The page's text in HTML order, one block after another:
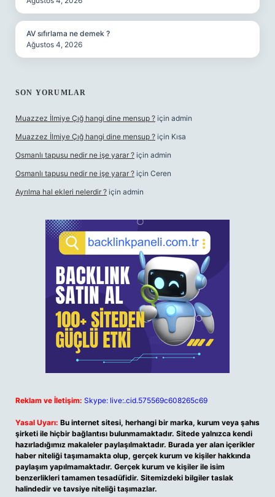
AV sıfırlama ne demek ?
Ağustos 4, 2026
SON YORUMLAR
Muazzez İlmiye Çığ hangi dine mensup ? için admin
Muazzez İlmiye Çığ hangi dine mensup ? için Kısa
Osmanlı tapusu nedir ne işe yarar ? için admin
Osmanlı tapusu nedir ne işe yarar ? için Ceren
Ayrılma hal ekleri nelerdir ? için admin
Reklam ve İletişim: Skype: live:.cid.575569c608265c69
Yasal Uyarı: Bu internet sitesi, herhangi bir marka, kurum veya şahıs
şirketi ile hiçbir bağlantısı bulunmamaktadır. Sitede yalnızca kendi
hazırladığımız makaleler paylaşılmaktadır. Burada yer alan içerikler
haber niteliği taşımamakta olup, gerçek kurum ve kişiler hakkında
paylaşım yapılmamaktadır. Gerçek kurum ve kişiler ile isim
benzerlikleri tamamen tesadüfidir. Sitemizdeki bilgiler taslak
halindedir ve tavsiye niteliği taşımazlar.